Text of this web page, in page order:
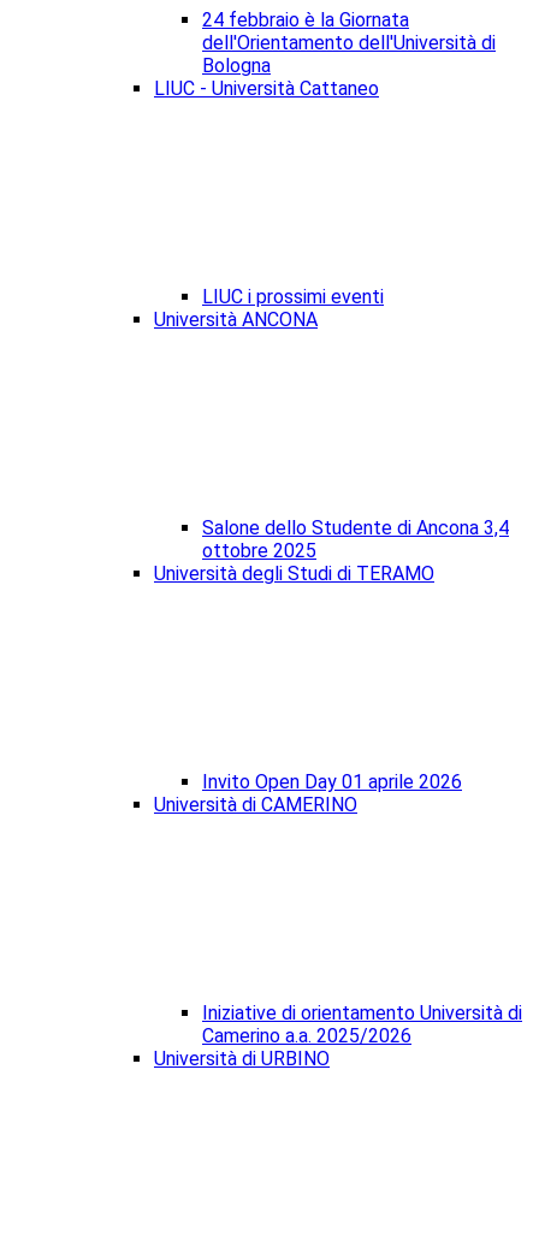
24 febbraio è la Giornata
dell'Orientamento dell'Università di
Bologna
LIUC - Università Cattaneo
LIUC i prossimi eventi
Università ANCONA
Salone dello Studente di Ancona 3,4
ottobre 2025
Università degli Studi di TERAMO
Invito Open Day 01 aprile 2026
Università di CAMERINO
Iniziative di orientamento Università di
Camerino a.a. 2025/2026
Università di URBINO